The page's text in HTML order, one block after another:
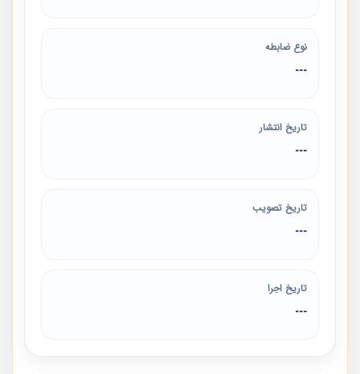
نوع ضابطه
---
تاریخ انتشار
---
تاریخ تصویب
---
تاریخ اجرا
---